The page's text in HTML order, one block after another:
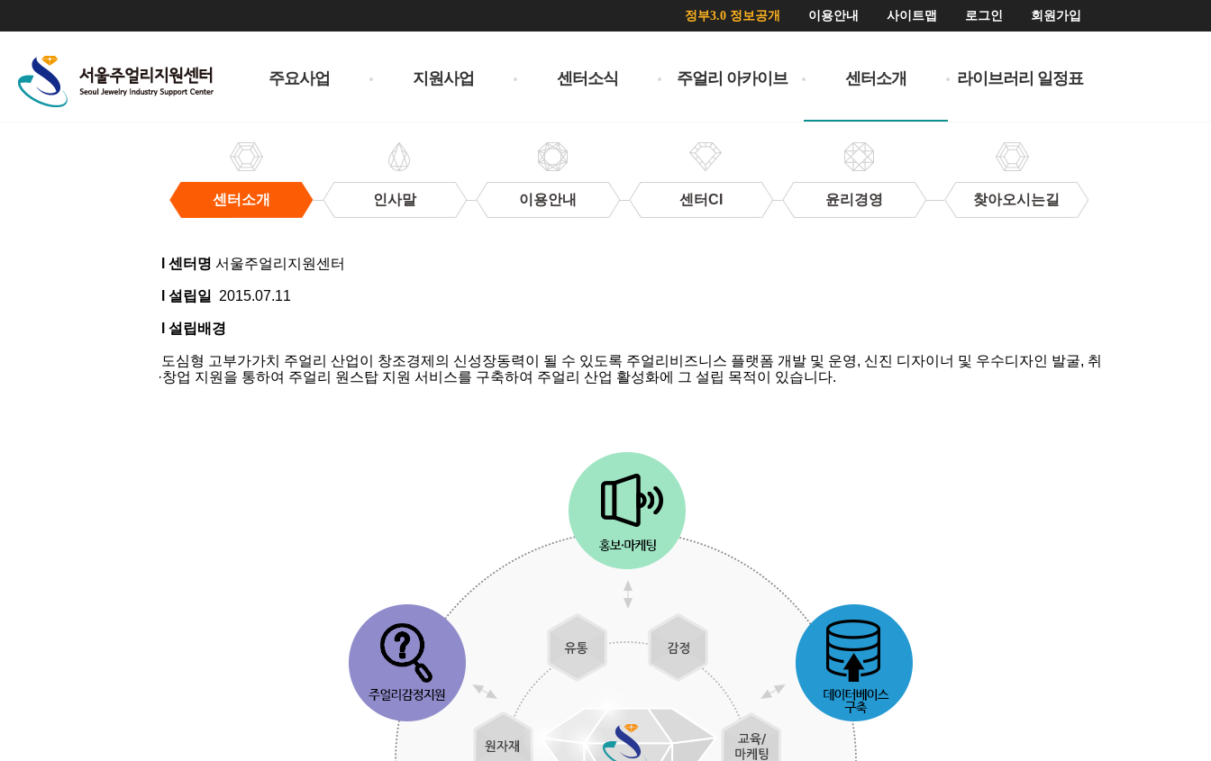
정부3.0 정보공개 이용안내 사이트맵 로그인 회원가입
주요사업 지원사업 센터소식 주얼리 아카이브 센터소개 라이브러리 일정표
센터소개 인사말 이용안내 센터CI 윤리경영 찾아오시는길
소l 센터명 서울주얼리지원센터
l 설립일 2015.07.11
l 설립배경
도심형 고부가가치 주얼리 산업이 창조경제의 신성장동력이 될 수 있도록 주얼리비즈니스 플랫폼 개발 및 운영, 신진 디자이너 및 우수디자인 발굴, 취
·창업 지원을 통하여 주얼리 원스탑 지원 서비스를 구축하여 주얼리 산업 활성화에 그 설립 목적이 있습니다.